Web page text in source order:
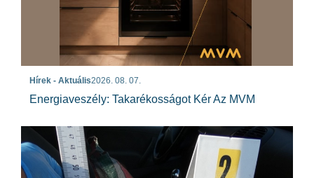
Hírek - Aktuális2026. 08. 07.
Energiaveszély: Takarékosságot Kér Az MVM